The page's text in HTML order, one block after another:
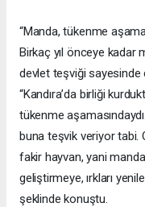
“Manda, tükenme
Birkaç yıl önceye kadar
devlet teşviği sayesinde
“Kandıra’da birliği
tükenme
buna teşvik veriyor tabi.
fakir hayvan, yani manda
geliştirmeye, ırkları
şeklinde konuştu.